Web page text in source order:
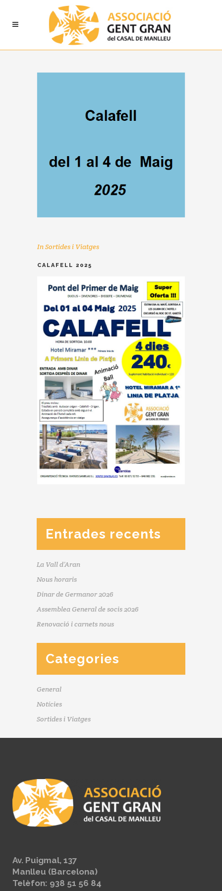
InSortides i Viatges
CALAFELL 2025
Entrades recents
La Vall d’Aran
Nous horaris
Dinar de Germanor 2026
Assemblea General de socis 2026
Renovació i carnets nous
Categories
General
Notícies
Sortides i Viatges
Av. Puigmal, 137
Manlleu (Barcelona)
Telèfon: 938 51 56 84